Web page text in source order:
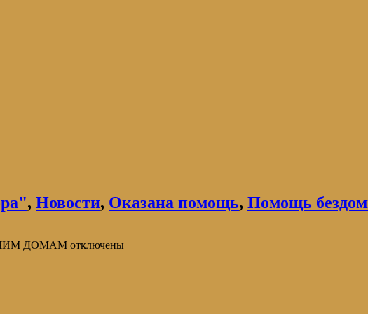
, Новости, Оказана помощь, Помощь
ДОМАМ отключены